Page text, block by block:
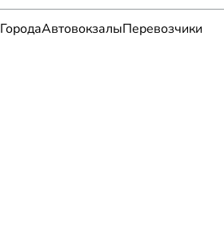
ГородаАвтовокзалыПеревозчики